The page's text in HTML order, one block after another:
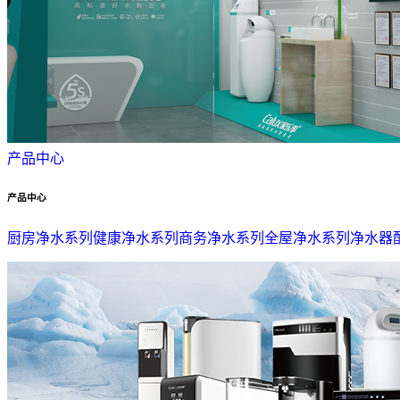
产品中心
产品中心
厨房净水系列 健康净水系列 商务净水系列 全屋净水系列 净水器